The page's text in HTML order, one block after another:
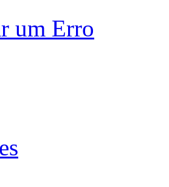
um Erro